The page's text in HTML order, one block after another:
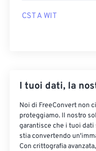
CST A WIT
I tuoi dati, la
Noi di FreeConvert non
proteggiamo. Il nostro
garantisce che i tuoi dati
stia convertendo
Con crittografia